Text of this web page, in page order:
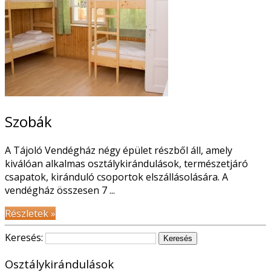
Részletek
Szobák
A Tájoló Vendégház négy épület részből áll, amely
kiválóan alkalmas osztálykirándulások, természetjáró
csapatok, kiránduló csoportok elszállásolására. A
vendégház összesen 7 ...
Részletek »
Keresés:
Osztálykirándulások